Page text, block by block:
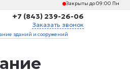
Закрыты до 09:00 Пн
+7 (843) 239-26-06
Заказать звонок
зданий и сооружений